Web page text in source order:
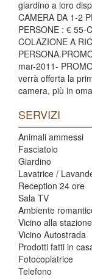
giardino a loro
CAMERA DA 1-2
PERSONE : € 55-
COLAZIONE A
mar-2011-
verrà offerta la
camera, più in
SERVIZI
Animali ammessi
Fasciatoio
Giardino
Lavatrice /
Reception 24 ore
Sala TV
Ambiente
Vicino alla stazione
Vicino Autostrada
Prodotti fatti in
Fotocopiatrice
Telefono